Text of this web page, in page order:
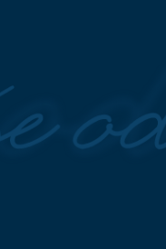
o životu sa bebom,
Snalazi se